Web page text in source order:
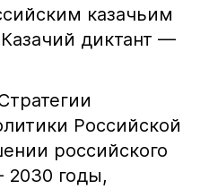
казачьим
диктант —
Российской
российского
2030 годы,